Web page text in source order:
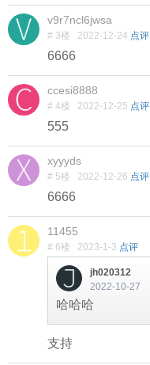
v9r7ncl6jwsa
# 3楼 2022-12-24 点评
6666
ccesi8888
# 4楼 2022-12-25 点评
555
xyyyds
# 5楼 2022-12-26 点评
6666
11455
# 6楼 2023-1-3 点评
jh020312
2022-10-27
哈哈哈
支持